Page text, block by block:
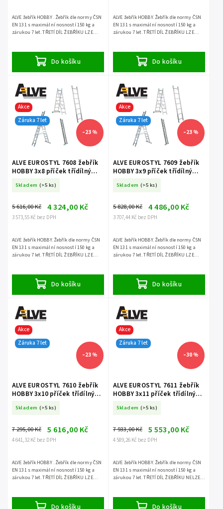
Do košíku
ALVE žebřík HOBBY . Žebřík dle normy ČSN
EN 131 s maximální nosností 150 kg a
zárukou 7 let. TŘETÍ DÍL ŽEBŘÍKU LZE
Do košíku
ALVE žebřík HOBBY. Žebřík dle normy ČSN
EN 131 s maximální nosností 150 kg a
zárukou 7 let. TŘETÍ DÍL ŽEBŘÍKU LZE
Akce
Záruka 7 let
–23 %
ALVE EUROSTYL 7608 žebřík
HOBBY 3x8 příček třídílný
Skladem (>5 ks)
3 573,55 Kč bez DPH
5 616,00 Kč 4 324,00 Kč
Do košíku
ALVE žebřík HOBBY. Žebřík dle normy ČSN
EN 131 s maximální nosností 150 kg a
zárukou 7 let. TŘETÍ DÍL ŽEBŘÍKU LZE
Akce
Záruka 7 let
–23 %
ALVE EUROSTYL 7609 žebřík
HOBBY 3x9 příček třídílný
Skladem (>5 ks)
3 707,44 Kč bez DPH
5 828,00 Kč 4 486,00 Kč
Do košíku
ALVE žebřík HOBBY. Žebřík dle normy ČSN
EN 131 s maximální nosností 150 kg a
zárukou 7 let. TŘETÍ DÍL ŽEBŘÍKU LZE
Akce
Záruka 7 let
–23 %
ALVE EUROSTYL 7610 žebřík
HOBBY 3x10 příček třídílný
Skladem (>5 ks)
4 641,32 Kč bez DPH
7 295,00 Kč 5 616,00 Kč
Do košíku
ALVE žebřík HOBBY . Žebřík dle normy ČSN
EN 131 s maximální nosností 150 kg a
zárukou 7 let. TŘETÍ DÍL ŽEBŘÍKU LZE
Akce
Záruka 7 let
–30 %
ALVE EUROSTYL 7611 žebřík
HOBBY 3x11 příček třídílný
Skladem (>5 ks)
4 589,26 Kč bez DPH
7 933,00 Kč 5 553,00 Kč
Do košíku
ALVE žebřík HOBBY. Žebřík dle normy ČSN
EN 131 s maximální nosností 150 kg a
zárukou 7 let. TŘETÍ DÍL ŽEBŘÍKU NELZE